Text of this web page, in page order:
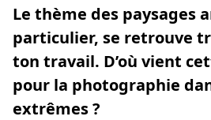
Le thème des paysages
particulier, se retrouve
ton travail. D’où vient
pour la photographie
extrêmes ?